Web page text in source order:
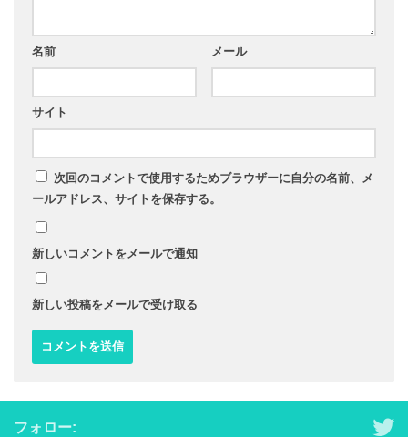
名前 メール
サイト
次回のコメントで使用するためブラウザーに自分の名前、メ
ールアドレス、サイトを保存する。
新しいコメントをメールで通知
新しい投稿をメールで受け取る
フォロー: